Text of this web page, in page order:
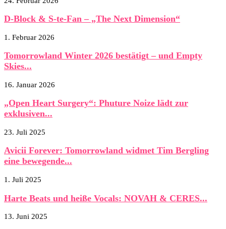
D-Block & S-te-Fan – „The Next Dimension“
1. Februar 2026
Tomorrowland Winter 2026 bestätigt – und Empty
Skies...
16. Januar 2026
„Open Heart Surgery“: Phuture Noize lädt zur
exklusiven...
23. Juli 2025
Avicii Forever: Tomorrowland widmet Tim Bergling
eine bewegende...
1. Juli 2025
Harte Beats und heiße Vocals: NOVAH & CERES...
13. Juni 2025